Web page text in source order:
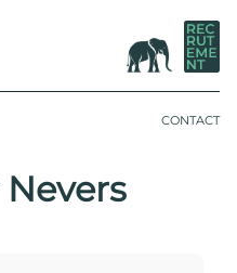
CONTACT